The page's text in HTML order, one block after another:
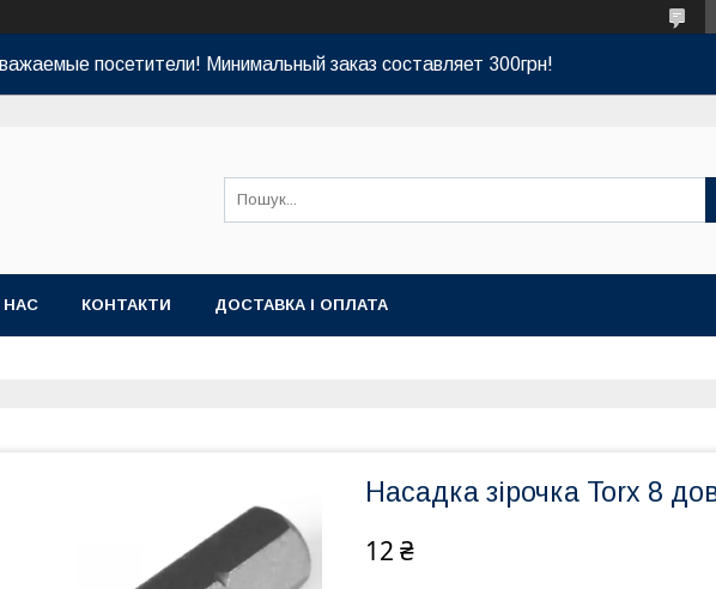
посетители! Минимальный заказ составляет 300грн!
НАС КОНТАКТИ ДОСТАВКА І ОПЛАТА
Насадка зірочка Torx 8
12 ₴